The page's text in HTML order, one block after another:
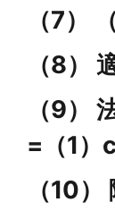
（7）
（8）
（9）
=（1
（10